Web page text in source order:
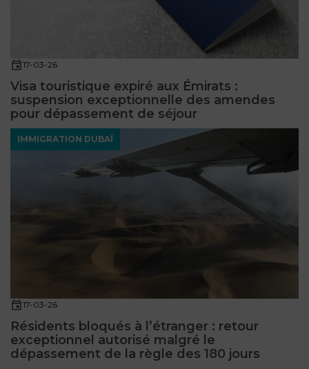
17-03-26
Visa touristique expiré aux Émirats :
suspension exceptionnelle des amendes
pour dépassement de séjour
IMMIGRATION DUBAÏ
17-03-26
Résidents bloqués à l’étranger : retour
exceptionnel autorisé malgré le
dépassement de la règle des 180 jours